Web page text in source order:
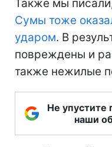
Также мы
Сумы тоже
ударом. В
повреждены и
также нежилые
Не упустите
наши